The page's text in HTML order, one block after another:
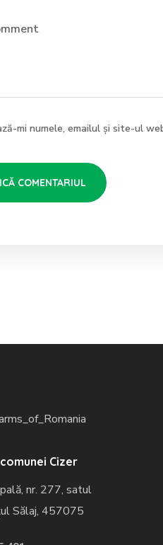
mi numele, emailul și site-ul
Cizer
nr. 277, satul
Sălaj, 457075